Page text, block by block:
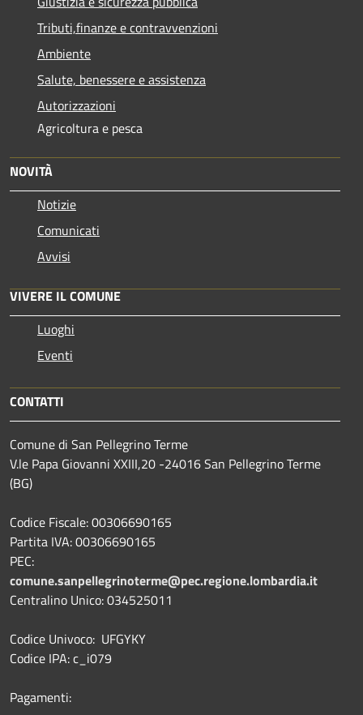
Tributi,finanze e contravvenzioni
Ambiente
Salute, benessere e assistenza
Autorizzazioni
Agricoltura e pesca
NOVITÀ
Notizie
Comunicati
Avvisi
VIVERE IL COMUNE
Luoghi
Eventi
CONTATTI
Comune di San Pellegrino Terme
V.le Papa Giovanni XXIII,20 -24016 San Pellegrino Terme
(BG)
Codice Fiscale: 00306690165
Partita IVA: 00306690165
PEC:
comune.sanpellegrinoterme@pec.regione.lombardia.it
Centralino Unico: 034525011
Codice Univoco: UFGYKY
Codice IPA: c_i079
Pagamenti: